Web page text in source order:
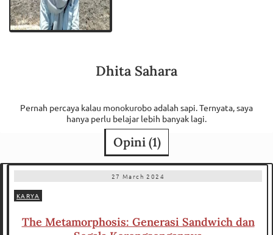
Dhita Sahara
Pernah percaya kalau monokurobo adalah sapi. Ternyata, saya
hanya perlu belajar lebih banyak lagi.
Opini (1)
27 March 2024
KARYA
The Metamorphosis: Generasi Sandwich dan